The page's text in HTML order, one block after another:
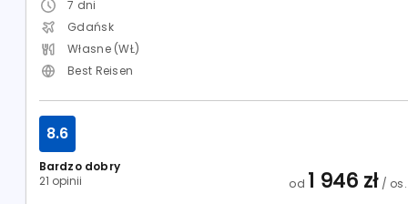
7 dni
Gdańsk
Własne (WŁ)
Best Reisen
Bardzo dobry
21 opinii
8.6
od 1 946 zł/ os.